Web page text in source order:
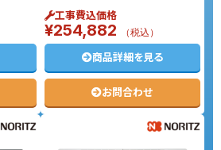
工事費込価格
¥254,882 （税込）
商品詳細を見る
お問合わせ